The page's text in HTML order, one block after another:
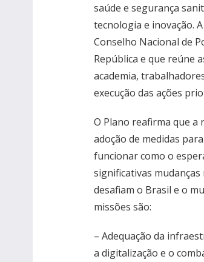
saúde e segurança
tecnologia e inovação.
Conselho Nacional de
República e que reúne
academia,
execução das ações
O Plano reafirma que a
adoção de medidas
funcionar como o
significativas
desafiam o Brasil e o
missões são:
– Adequação da
a digitalização e o